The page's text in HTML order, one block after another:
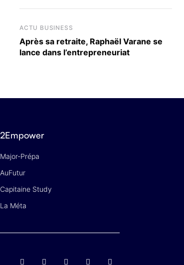
ACTU BUSINESS
Après sa retraite, Raphaël Varane se
lance dans l’entrepreneuriat
2Empower
Major-Prépa
AuFutur
Capitaine Study
La Méta